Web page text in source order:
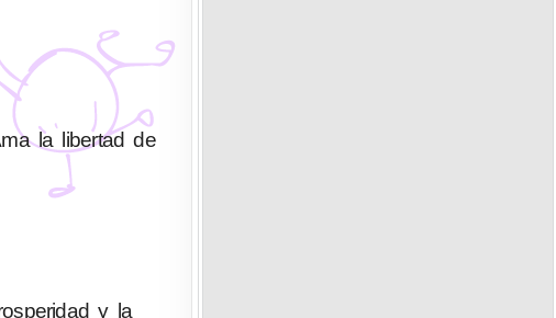
la libertad de
y la